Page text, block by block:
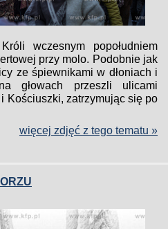
wczesnym popołudniem
przy molo. Podobnie jak
ze śpiewnikami w dłoniach i
głowach przeszli ulicami
Kościuszki, zatrzymując się po
więcej zdjęć z tego tematu »